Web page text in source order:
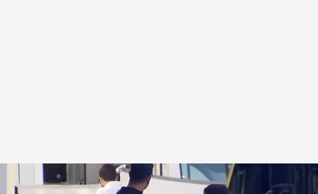
La Policía busca a tres pistoleros en Valencia Imagen: Nerea Pérez